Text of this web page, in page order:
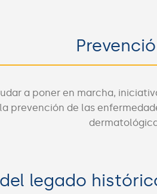
a poner en marcha,
prevención de las
legado